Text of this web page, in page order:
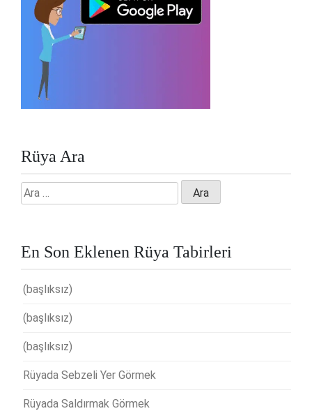
Rüya Ara
Arama:
En Son Eklenen Rüya Tabirleri
(başlıksız)
(başlıksız)
(başlıksız)
Rüyada Sebzeli Yer Görmek
Rüyada Saldırmak Görmek